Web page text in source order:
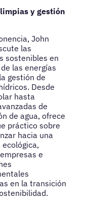
y gestión
John
las
sostenibles en
las energías
gestión de
Desde
hasta
de
de agua, ofrece
práctico sobre
hacia una
e
en la transición